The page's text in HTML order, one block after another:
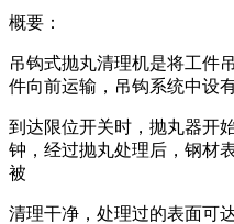
概要：
吊钩式抛丸清理机是将工件
件向前运输，吊钩系统中设
到达限位开关时，抛丸器开
钟，经过抛丸处理后，钢材
被
清理干净，处理过的表面可